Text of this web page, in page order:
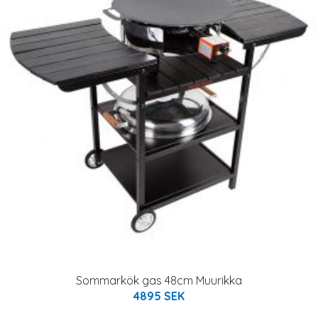
Sommarkök gas 48cm Muurikka
4895 SEK